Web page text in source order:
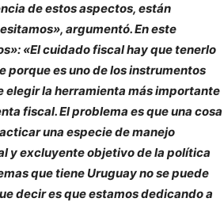
de estos aspectos, están
argumentó. En este
«El cuidado fiscal hay que tenerlo
porque es uno de los instrumentos
elegir la herramienta más importante
fiscal. El problema es que una cosa
una especie de manejo
y excluyente objetivo de la política
que tiene Uruguay no se puede
decir es que estamos dedicando a